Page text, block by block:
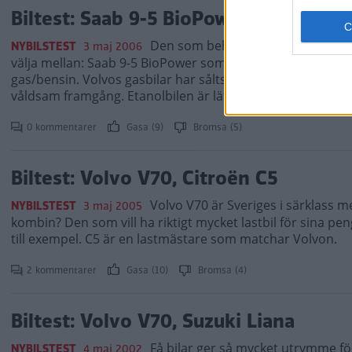
Biltest: Saab 9-5 BioPower, Volvo
NYBILSTEST 3 maj 2006 Den som behöver en stor kombi
välja mellan: Saab 9-5 BioPower som drivs med etanol/
gas/bensin. Volvos gasbilar har sålts i tio år utan större
våldsam framgång. Etanolbilen är lätt att leva med och
0 kommentarer Gasa (9) Bromsa (5)
Biltest: Volvo V70, Citroën C5
NYBILSTEST 3 maj 2005 Volvo V70 är Sveriges i särklass
kombin? Den som vill ha riktigt mycket lastbil för sina
till exempel. C5 är en lastmästare som matchar Volvon.
2 kommentarer Gasa (10) Bromsa (4)
Biltest: Volvo V70, Suzuki Liana
NYBILSTEST 4 maj 2002 Få bilar ger så mycket utrymme